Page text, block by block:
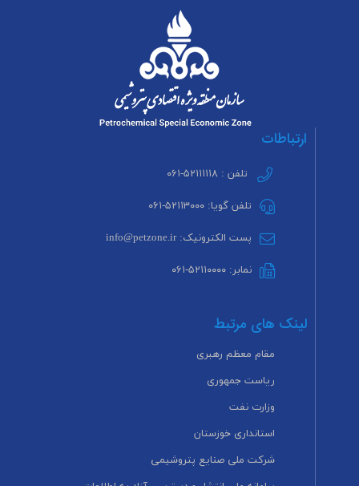
ارتباطات
تلفن : ۵۲۱۱۱۱۱۸-۰۶۱
تلفن گویا: ۵۲۱۱۳۰۰۰-۰۶۱
پست الکترونیک: info@petzone.ir
نمابر: ۵۲۱۱۰۰۰۰-۰۶۱
لینک های مرتبط
مقام معظم رهبری
ریاست جمهوری
وزارت نفت
استانداری خوزستان
شرکت ملی صنایع پتروشیمی